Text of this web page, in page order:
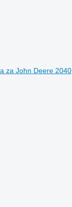
za John Deere 2040